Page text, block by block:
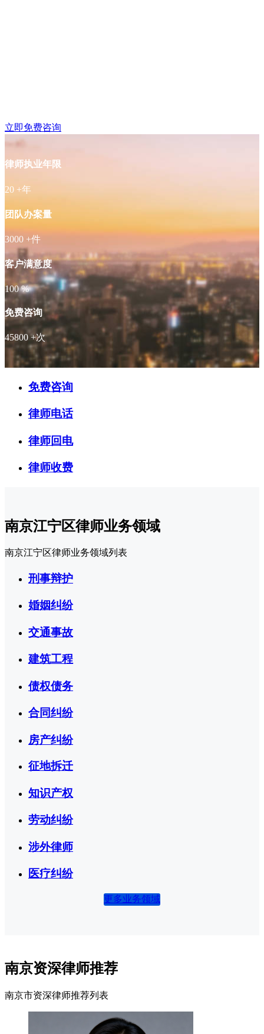
立即免费咨询
律师执业年限
20 +年
团队办案量
3000 +件
客户满意度
100 %
免费咨询
45800 +次
免费咨询
律师电话
律师回电
律师收费
南京江宁区律师业务领域
南京江宁区律师业务领域列表
刑事辩护
婚姻纠纷
交通事故
建筑工程
债权债务
合同纠纷
房产纠纷
征地拆迁
知识产权
劳动纠纷
涉外律师
医疗纠纷
更多业务领域
南京资深律师推荐
南京市资深律师推荐列表